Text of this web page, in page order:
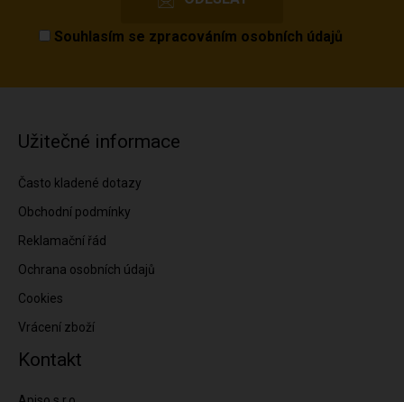
Souhlasím se zpracováním osobních údajů
Užitečné informace
Často kladené dotazy
Obchodní podmínky
Reklamační řád
Ochrana osobních údajů
Cookies
Vrácení zboží
Kontakt